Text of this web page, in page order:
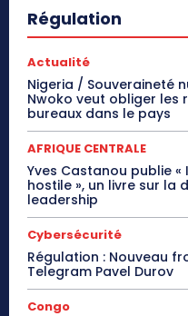
Régulation
Actualité
Nigeria / Souveraineté
Nwoko veut obliger les
bureaux dans le pays
AFRIQUE CENTRALE
Yves Castanou publie
hostile », un livre sur la
leadership
Cybersécurité
Régulation : Nouveau
Telegram Pavel Durov
Congo